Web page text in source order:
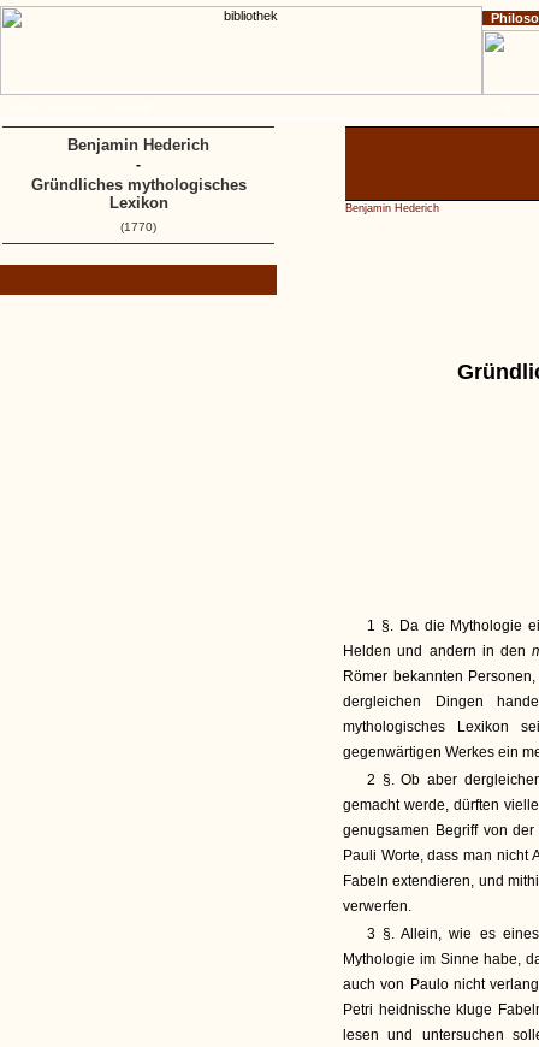
Benjamin Hederich
1 §. Da die Mythologie
Helden und andern in den
Römer bekannten
dergleichen Dingen
mythologisches Lexikon
gegenwärtigen Werkes ein
2 §. Ob aber
gemacht werde, dürften
genugsamen Begriff von
Pauli Worte, dass man nicht
Fabeln extendieren, und
verwerfen.
3 §. Allein, wie es
Mythologie im Sinne habe,
auch von Paulo nicht
Petri heidnische kluge
lesen und untersuchen
Benjamin Hederich
-
Gründliches mythologisches
Lexikon
(1770)